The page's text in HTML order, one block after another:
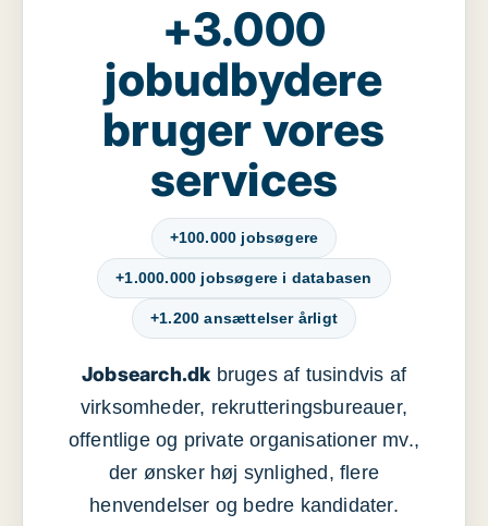
+3.000
jobudbydere
bruger vores
services
+100.000 jobsøgere
+1.000.000 jobsøgere i databasen
+1.200 ansættelser årligt
Jobsearch.dkbruges af tusindvis af
virksomheder, rekrutteringsbureauer,
offentlige og private organisationer mv.,
der ønsker høj synlighed, flere
henvendelser og bedre kandidater.